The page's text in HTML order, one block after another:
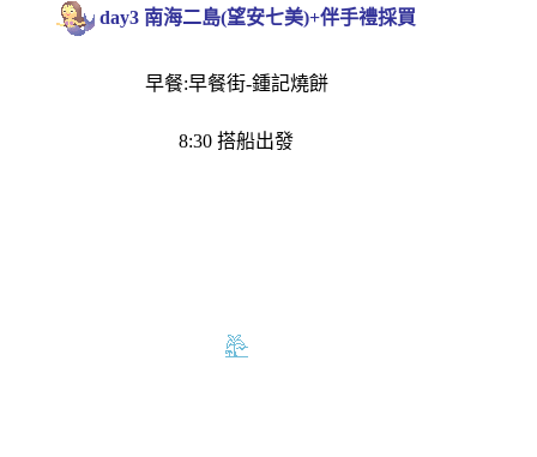
day3 南海二島(望安七美)+伴手禮採買
早餐:早餐街-鍾記燒餅
8:30 搭船出發